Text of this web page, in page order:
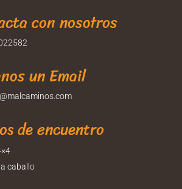
con nosotros
un Email
de encuentro
caballo